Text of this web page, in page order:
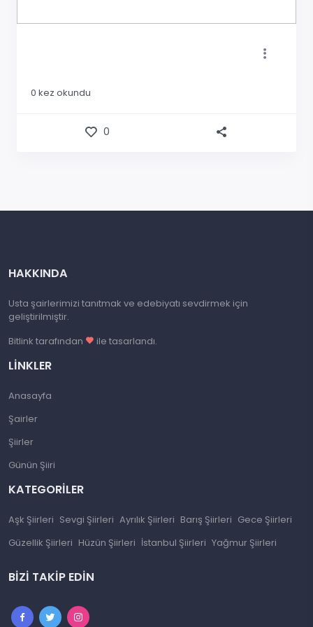
0 kez okundu
0
HAKKINDA
Usta şairlerimizi tanıtmak ve edebiyatı sevdirmek için
geliştirilmiştir.
Bitlink tarafından
ile tasarlandı.
LINKLER
Anasayfa
Şairler
Şiirler
Günün Şiiri
KATEGORILER
Aşk Şiirleri Sevgi Şiirleri Ayrılık Şiirleri Barış Şiirleri Gece Şiirleri
Güzellik Şiirleri Hüzün Şiirleri İstanbul Şiirleri Yağmur Şiirleri
BIZI TAKIP EDIN